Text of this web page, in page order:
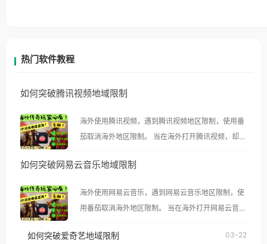
热门软件教程
如何突破腾讯视频地域限制
海外使用腾讯视频，遇到腾讯视频地区限制，使用番
茄取消海外地区限制。 当在海外打开腾讯视频，却突
示语。 海外用户如香港、澳门、台湾、美国、加拿
像其他音乐平台一样，出现地区及版权限制问题，且
仅能在中国大陆地区播放。 遇到这个问题的朋友们，
如何突破网易云音乐地域限制
海外使用网易云音乐，遇到网易云音乐地区限制，使
用番茄取消海外地区限制。 当在海外打开网易云音
播放”的提示语。 海外用户如香港、澳门、台湾、美
如何突破爱奇艺地域限制 03-22